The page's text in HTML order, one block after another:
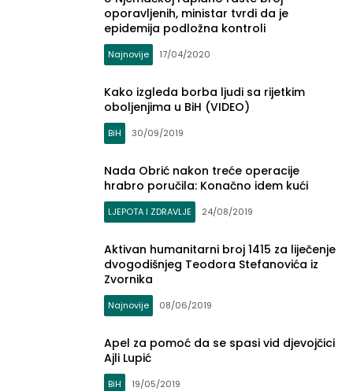
oporavljenih, ministar tvrdi da je
epidemija podložna kontroli
Najnovije 17/04/2020
Kako izgleda borba ljudi sa rijetkim
oboljenjima u BiH (VIDEO)
BiH 30/09/2019
Nada Obrić nakon treće operacije
hrabro poručila: Konačno idem kući
LJEPOTA I ZDRAVLJE 24/08/2019
Aktivan humanitarni broj 1415 za liječenje
dvogodišnjeg Teodora Stefanovića iz
Zvornika
Najnovije 08/06/2019
Apel za pomoć da se spasi vid djevojčici
Ajli Lupić
BiH 19/05/2019